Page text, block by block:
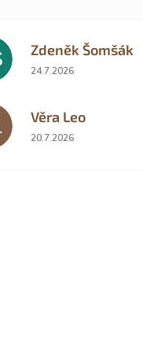
Zdeněk Šomšák
Hodnotenie obchodu
24.7.2026
Věra Leo
Hodnotenie obchodu
20.7.2026